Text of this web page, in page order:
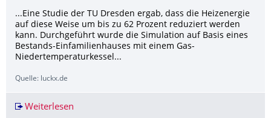
...Eine Studie der TU Dresden ergab, dass die Heizenergie
auf diese Weise um bis zu 62 Prozent reduziert werden
kann. Durchgeführt wurde die Simulation auf Basis eines
Bestands-Einfamilienhauses mit einem Gas-
Niedertemperaturkessel...
Quelle: luckx.de
Weiterlesen